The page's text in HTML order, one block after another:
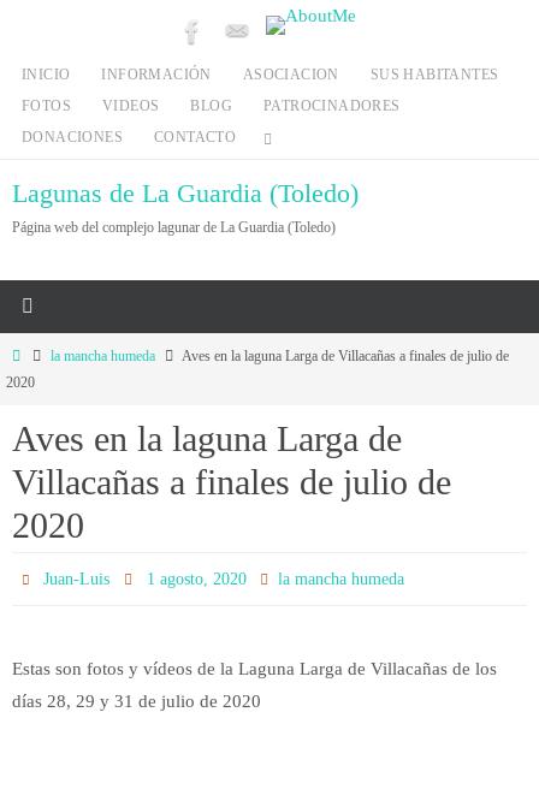
contenido
INICIO INFORMACIÓN ASOCIACION
SUS HABITANTES
FOTOS
VIDEOS BLOG
PATROCINADORES
DONACIONES
CONTACTO
Lagunas de La Guardia (Toledo)
Página web del complejo lagunar de La Guardia (Toledo)
Iniciola mancha humeda
Aves en la laguna Larga de Villacañas a finales de julio de
2020
Aves en la laguna Larga de
Villacañas a finales de julio de
2020
Juan-Luis 1 agosto, 2020 la mancha humeda
Estas son fotos y vídeos de la Laguna Larga de Villacañas de los
días 28, 29 y 31 de julio de 2020